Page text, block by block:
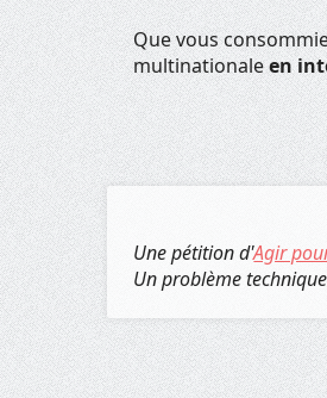
Que vous
multinationaleen
Une pétition d'Agir
Un problème